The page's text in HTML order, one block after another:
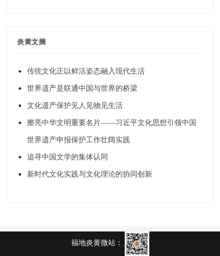
炎黄文摘
传统文化正以鲜活姿态融入现代生活
世界遗产是联通中国与世界的桥梁
文化遗产保护见人见物见生活
擦亮中华文明重要名片——习近平文化思想引领中国
世界遗产申报保护工作壮阔实践
追寻中国文学的集体认同
新时代文化实践与文化理论的协同创新
福地炎黄微站：